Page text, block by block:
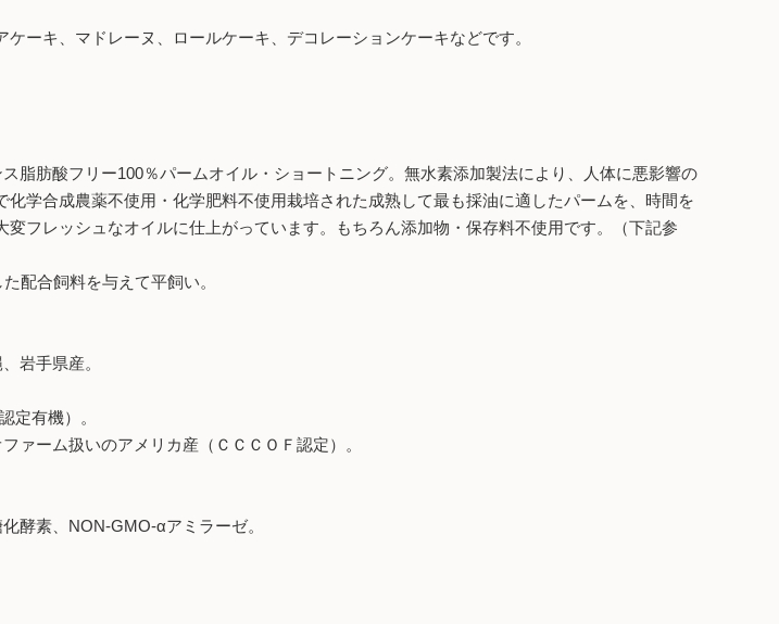
ーキ、マドレーヌ、ロールケーキ、デコレーションケーキなどです。
肪酸フリー100％パームオイル・ショートニング。無水素添加製法により、人体に悪影響の
学合成農薬不使用・化学肥料不使用栽培された成熟して最も採油に適したパームを、時間を
フレッシュなオイルに仕上がっています。もちろん添加物・保存料不使用です。（下記参
配合飼料を与えて平飼い。
岩手県産。
定有機）。
ァーム扱いのアメリカ産（ＣＣＣＯＦ認定）。
酵素、NON-GMO-αアミラーゼ。